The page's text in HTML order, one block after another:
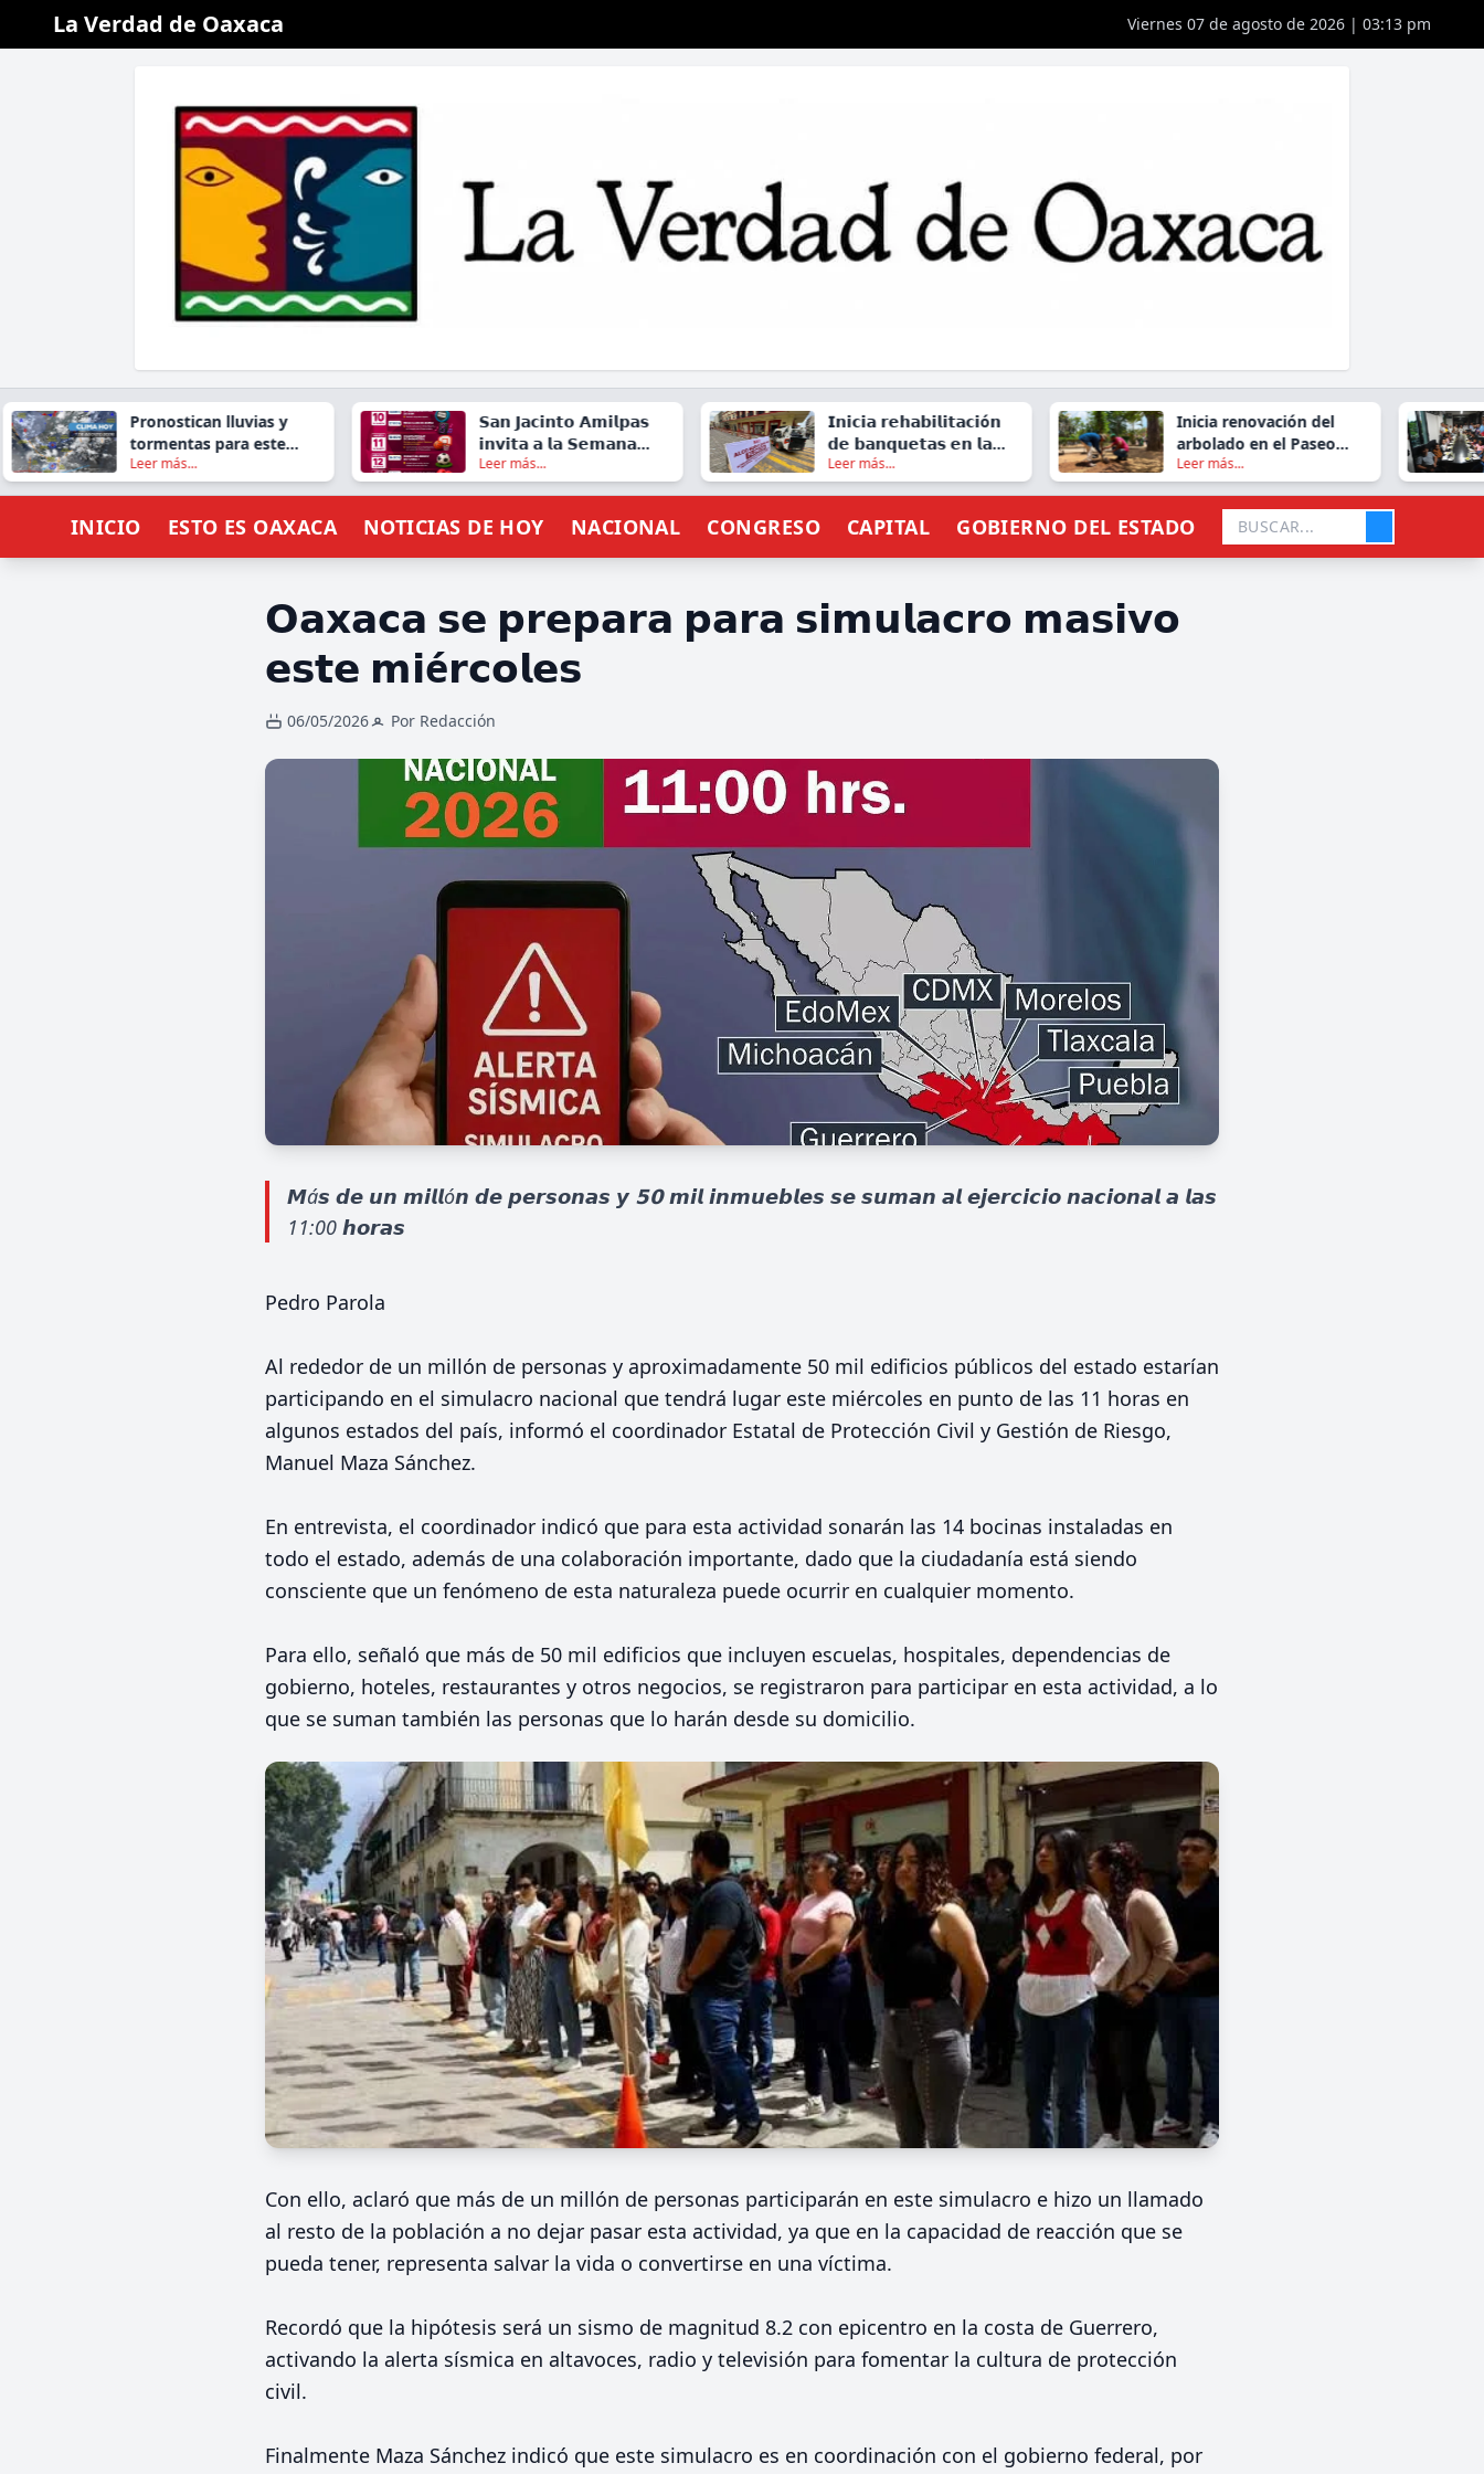
La Verdad de Oaxaca Viernes 07 de agosto de 2026 | 03:13 pm
Pronostican lluvias y
tormentas para este
viernes en gran parte de
Oaxaca
Leer más...
𝗦𝗮𝗻 𝗝𝗮𝗰𝗶𝗻𝘁𝗼 𝗔𝗺𝗶𝗹𝗽𝗮𝘀
𝗶𝗻𝘃𝗶𝘁𝗮 𝗮 𝗹𝗮 𝗦𝗲𝗺𝗮𝗻𝗮
𝗗𝗲𝗽𝗼𝗿𝘁𝗶𝘃𝗮 𝟮𝟬𝟮𝟲
Leer más...
𝗜𝗻𝗶𝗰𝗶𝗮 𝗿𝗲𝗵𝗮𝗯𝗶𝗹𝗶𝘁𝗮𝗰𝗶ó𝗻
𝗱𝗲 𝗯𝗮𝗻𝗾𝘂𝗲𝘁𝗮𝘀 𝗲𝗻 𝗹𝗮
𝗰𝗮𝗹𝗹𝗲 𝗱𝗲 𝗚𝘂𝗲𝗿𝗿𝗲𝗿𝗼, 𝗲𝗻
𝗲𝗹 𝗖𝗲𝗻𝘁𝗿𝗼 𝗱𝗲 𝗢𝗮𝘅𝗮𝗰𝗮
Leer más...
Inicia renovación del
arbolado en el Paseo
Juárez El Llano
Leer más...
INICIO ESTO ES OAXACA NOTICIAS DE HOY NACIONAL CONGRESO CAPITAL GOBIERNO DEL ESTADO
𝗢𝗮𝘅𝗮𝗰𝗮 𝘀𝗲 𝗽𝗿𝗲𝗽𝗮𝗿𝗮 𝗽𝗮𝗿𝗮 𝘀𝗶𝗺𝘂𝗹𝗮𝗰𝗿𝗼 𝗺𝗮𝘀𝗶𝘃𝗼
𝗲𝘀𝘁𝗲 𝗺𝗶é𝗿𝗰𝗼𝗹𝗲𝘀
06/05/2026 Por Redacción
𝙈á𝙨 𝙙𝙚 𝙪𝙣 𝙢𝙞𝙡𝙡ó𝙣 𝙙𝙚 𝙥𝙚𝙧𝙨𝙤𝙣𝙖𝙨 𝙮 𝟱𝟬 𝙢𝙞𝙡 𝙞𝙣𝙢𝙪𝙚𝙗𝙡𝙚𝙨 𝙨𝙚 𝙨𝙪𝙢𝙖𝙣 𝙖𝙡 𝙚𝙟𝙚𝙧𝙘𝙞𝙘𝙞𝙤 𝙣𝙖𝙘𝙞𝙤𝙣𝙖𝙡 𝙖 𝙡𝙖𝙨
11:00 𝙝𝙤𝙧𝙖𝙨
Pedro Parola
Al rededor de un millón de personas y aproximadamente 50 mil edificios públicos del estado estarían
participando en el simulacro nacional que tendrá lugar este miércoles en punto de las 11 horas en
algunos estados del país, informó el coordinador Estatal de Protección Civil y Gestión de Riesgo,
Manuel Maza Sánchez.
En entrevista, el coordinador indicó que para esta actividad sonarán las 14 bocinas instaladas en
todo el estado, además de una colaboración importante, dado que la ciudadanía está siendo
consciente que un fenómeno de esta naturaleza puede ocurrir en cualquier momento.
Para ello, señaló que más de 50 mil edificios que incluyen escuelas, hospitales, dependencias de
gobierno, hoteles, restaurantes y otros negocios, se registraron para participar en esta actividad, a lo
que se suman también las personas que lo harán desde su domicilio.
Con ello, aclaró que más de un millón de personas participarán en este simulacro e hizo un llamado
al resto de la población a no dejar pasar esta actividad, ya que en la capacidad de reacción que se
pueda tener, representa salvar la vida o convertirse en una víctima.
Recordó que la hipótesis será un sismo de magnitud 8.2 con epicentro en la costa de Guerrero,
activando la alerta sísmica en altavoces, radio y televisión para fomentar la cultura de protección
civil.
Finalmente Maza Sánchez indicó que este simulacro es en coordinación con el gobierno federal, por